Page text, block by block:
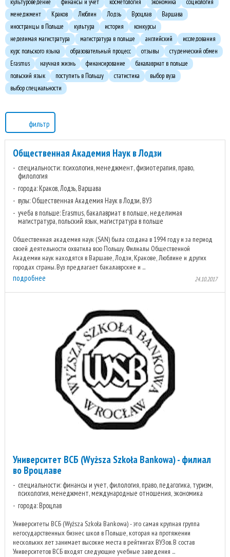
менеджмент
Краков Люблин Лодзь Вроцлав
Варшава
иностранцы в Польше
культура история
конкурсы
неделимая магистратура
магистратура в польше английский
исследования
курс польского языка
образовательный процесс отзывы
студенческий обмен
Erasmus
научная жизнь финансирование
бакалавриат в польше
польский язык
поступить в Польшу статистика
выбор вуза
выбор специальности
фильтр
Общественная Академия Наук в Лодзи
специальности: психология, менеджмент, физиотерапия, право,
филология
города: Краков, Лодзь, Варшава
вузы: Общественная Академия Наук в Лодзи, ВУЗ
учеба в польше: Erasmus, бакалавриат в польше, неделимая
магистратура, польский язык, магистратура в польше
Общественная академия наук (SAN) была создана в 1994 году и за период
своей деятельности охватила всю Польшу. Филиалы Общественной
Академии наук находятся в Варшаве, Лодзи, Кракове, Люблине и других
городах страны. Вуз предлагает бакалаврские и ...
подробнее 24.10.2017
Университет ВСБ (Wyższa Szkoła Bankowa) - филиал
во Вроцлаве
специальности: финансы и учет, филология, право, педагогика, туризм,
психология, менеджмент, международные отношения, экономика
города: Вроцлав
Университеты ВСБ (Wyższa Szkoła Bankowa) - это самая крупная группа
негосударственных бизнес школ в Польше, которая на протяжении
нескольких лет занимает высокие места в рейтингах ВУЗов. В состав
Университетов ВСБ входят следующие учебные заведения ...